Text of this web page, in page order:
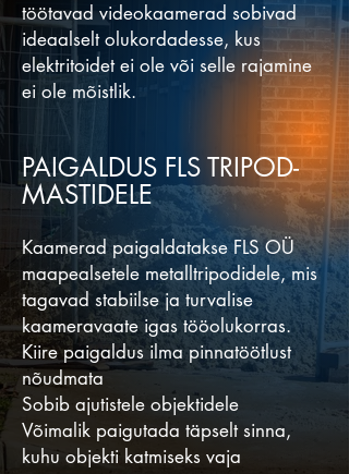
töötavad videokaamerad sobivad
ideaalselt olukordadesse, kus
elektritoidet ei ole või selle rajamine
ei ole mõistlik.
PAIGALDUS FLS TRIPOD-
MASTIDELE
Kaamerad paigaldatakse FLS OÜ
maapealsetele metalltripodidele, mis
tagavad stabiilse ja turvalise
kaameravaate igas tööolukorras.
Kiire paigaldus ilma pinnatöötlust
nõudmata
Sobib ajutistele objektidele
Võimalik paigutada täpselt sinna,
kuhu objekti katmiseks vaja